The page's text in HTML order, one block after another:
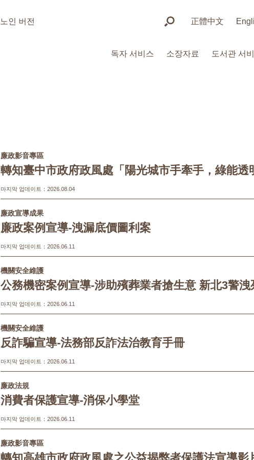
노인 버전 正體中文
독자 서비스 소장자료 도서관 서
廉政影音專區
轉知臺中市政府政風處「陽光城市手牽手，綠能透
마지막 업데이트：2026.08.04
廉政宣導成果
廉政案例宣導-洩漏底價圖利案
마지막 업데이트：2026.06.11
機關安全維護
公務機密案例宣導-涉助殯葬業者搶生意 新北3警洩
마지막 업데이트：2026.06.11
機關安全維護
反詐騙宣導-法務部反詐法治教育手冊
마지막 업데이트：2026.06.11
廉政法規
消費者保護宣導-消保小學堂
마지막 업데이트：2026.06.11
廉政影音專區